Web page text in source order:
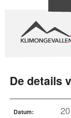
De details
Datum: